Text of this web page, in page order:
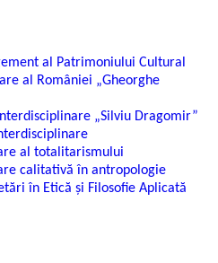
al Patrimoniului Cultural
al României „Gheorghe
„Silviu Dragomir”
al totalitarismului
calitativă în antropologie
în Etică și Filosofie Aplicată